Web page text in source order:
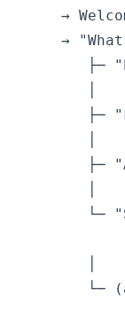
→
→
├─
│
├─
│
├─
│
└─
└─